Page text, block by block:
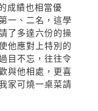
成績也相當優
一、二名，這學
了多達六份的操
他應對上特別的
目不忘，往往令
與他相處，更喜
家可燒一桌菜請